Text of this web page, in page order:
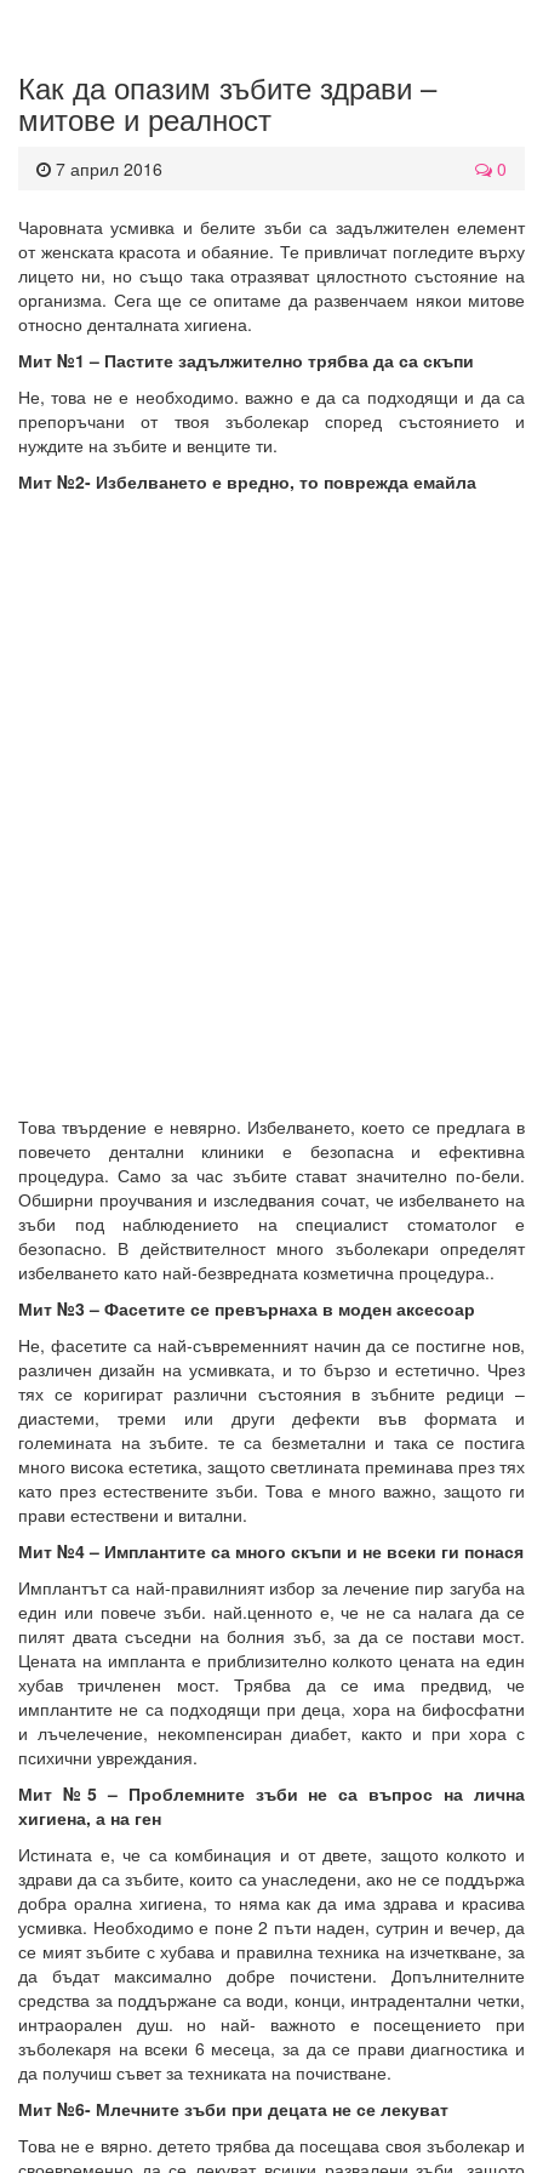
Как да опазим зъбите здрави –
митове и реалност
7 април 2016 0
Чаровната усмивка и белите зъби са задължителен елемент
от женската красота и обаяние. Те привличат погледите върху
лицето ни, но също така отразяват цялостното състояние на
организма. Сега ще се опитаме да развенчаем някои митове
относно денталната хигиена.
Мит №1 – Пастите задължително трябва да са скъпи
Не, това не е необходимо. важно е да са подходящи и да са
препоръчани от твоя зъболекар според състоянието и
нуждите на зъбите и венците ти.
Мит №2- Избелването е вредно, то поврежда емайла
Това твърдение е невярно. Избелването, което се предлага в
повечето дентални клиники е безопасна и ефективна
процедура. Само за час зъбите стават значително по-бели.
Обширни проучвания и изследвания сочат, че избелването на
зъби под наблюдението на специалист стоматолог е
безопасно. В действителност много зъболекари определят
избелването като най-безвредната козметична процедура..
Мит №3 – Фасетите се превърнаха в моден аксесоар
Не, фасетите са най-съвременният начин да се постигне нов,
различен дизайн на усмивката, и то бързо и естетично. Чрез
тях се коригират различни състояния в зъбните редици –
диастеми, треми или други дефекти във формата и
големината на зъбите. те са безметални и така се постига
много висока естетика, защото светлината преминава през тях
като през естествените зъби. Това е много важно, защото ги
прави естествени и витални.
Мит №4 – Имплантите са много скъпи и не всеки ги понася
Имплантът са най-правилният избор за лечение пир загуба на
един или повече зъби. най.ценното е, че не са налага да се
пилят двата съседни на болния зъб, за да се постави мост.
Цената на импланта е приблизително колкото цената на един
хубав тричленен мост. Трябва да се има предвид, че
имплантите не са подходящи при деца, хора на бифосфатни
и лъчелечение, некомпенсиран диабет, както и при хора с
психични увреждания.
Мит №5 – Проблемните зъби не са въпрос на лична
хигиена, а на ген
Истината е, че са комбинация и от двете, защото колкото и
здрави да са зъбите, които са унаследени, ако не се поддържа
добра орална хигиена, то няма как да има здрава и красива
усмивка. Необходимо е поне 2 пъти наден, сутрин и вечер, да
се мият зъбите с хубава и правилна техника на изчеткване, за
да бъдат максимално добре почистени. Допълнителните
средства за поддържане са води, конци, интрадентални четки,
интраорален душ. но най- важното е посещението при
зъболекаря на всеки 6 месеца, за да се прави диагностика и
да получиш съвет за техниката на почистване.
Мит №6- Млечните зъби при децата не се лекуват
Това не е вярно. детето трябва да посещава своя зъболекар и